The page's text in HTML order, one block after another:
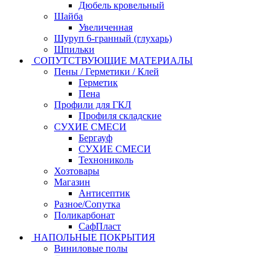
Дюбель кровельный
Шайба
Увеличенная
Шуруп 6-гранный (глухарь)
Шпильки
СОПУТСТВУЮЩИЕ МАТЕРИАЛЫ
Пены / Герметики / Клей
Герметик
Пена
Профили для ГКЛ
Профиля складские
СУХИЕ СМЕСИ
Бергауф
СУХИЕ СМЕСИ
Технониколь
Хозтовары
Магазин
Антисептик
Разное/Сопутка
Поликарбонат
СафПласт
НАПОЛЬНЫЕ ПОКРЫТИЯ
Виниловые полы